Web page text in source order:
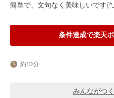
簡単で、文句なく美味しいです
条件達成で楽天
約10分
みんながつ